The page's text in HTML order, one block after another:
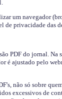
um navegador
de privacidade das
PDF do jornal. Na
é ajustado pelo
não só sobre
excessivos de